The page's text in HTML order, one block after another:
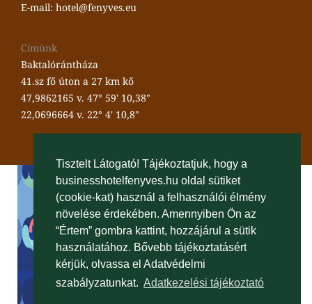
Tisztelt Látogató! Tájékoztatjuk, hogy a
businesshotelfenyves.hu oldal sütiket
(cookie-kat) használ a felhasználói élmény
növelése érdekében. Amennyiben Ön az
“Értem” gombra kattint, hozzájárul a sütik
használatához. Bővebb tájékoztatásért
kérjük, olvassa el Adatvédelmi
szabályzatunkat. Adatkezelési tájékoztató
E-mail: hotel@fenyves.eu
Címünk
Baktalórántháza
41.sz fő úton a 27 km kő
47,9862165 v. 47° 59' 10,38"
22,0696664 v. 22° 4' 10,8"